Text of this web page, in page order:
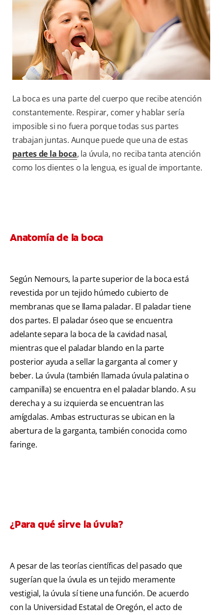
PARA PROFESIONALES
CUPONES
La boca es una parte del cuerpo que recibe atención
constantemente. Respirar, comer y hablar sería
imposible si no fuera porque todas sus partes
trabajan juntas. Aunque puede que una de estas
partes de la boca, la úvula, no reciba tanta atención
como los dientes o la lengua, es igual de importante.
Anatomía de la boca
Según Nemours, la parte superior de la boca está
revestida por un tejido húmedo cubierto de
membranas que se llama paladar. El paladar tiene
dos partes. El paladar óseo que se encuentra
adelante separa la boca de la cavidad nasal,
mientras que el paladar blando en la parte
posterior ayuda a sellar la garganta al comer y
beber. La úvula (también llamada úvula palatina o
campanilla) se encuentra en el paladar blando. A su
derecha y a su izquierda se encuentran las
amígdalas. Ambas estructuras se ubican en la
abertura de la garganta, también conocida como
faringe.
¿Para qué sirve la úvula?
A pesar de las teorías científicas del pasado que
sugerían que la úvula es un tejido meramente
vestigial, la úvula sí tiene una función. De acuerdo
con la Universidad Estatal de Oregón, el acto de